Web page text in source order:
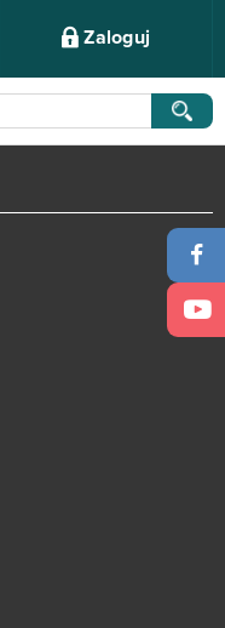
Zaloguj